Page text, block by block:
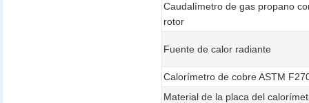
Caudalímetro de gas propano
rotor
Fuente de calor radiante
Calorímetro de cobre ASTM
Material de la placa del